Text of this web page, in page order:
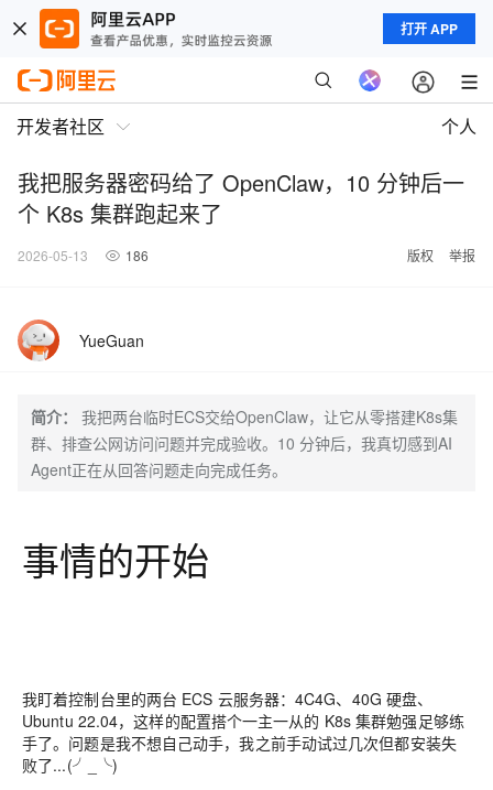
打开 APP
开发者社区 个人
我把服务器密码给了 OpenClaw，10 分钟后一
个 K8s 集群跑起来了
2026-05-13 186 版权 举报
YueGuan
简介：
我把两台临时ECS交给OpenClaw，让它从零搭建K8s集
群、排查公网访问问题并完成验收。10 分钟后，我真切感到AI
Agent正在从回答问题走向完成任务。
事情的开始
我盯着控制台里的两台 ECS 云服务器：4C4G、40G 硬盘、
Ubuntu 22.04，这样的配置搭个一主一从的 K8s 集群勉强足够练
手了。问题是我不想自己动手，我之前手动试过几次但都安装失
败了...(╯_╰)